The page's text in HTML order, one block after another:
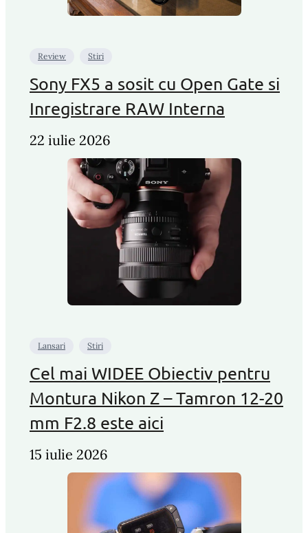
Review Stiri
Sony FX5 a sosit cu Open Gate si
Inregistrare RAW Interna
22 iulie 2026
Lansari Stiri
Cel mai WIDEE Obiectiv pentru
Montura Nikon Z – Tamron 12-20
mm F2.8 este aici
15 iulie 2026